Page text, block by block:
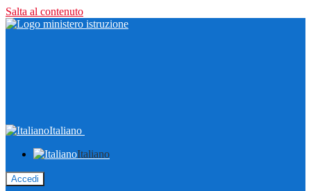
Salta al contenuto
Italiano
Italiano
Accedi